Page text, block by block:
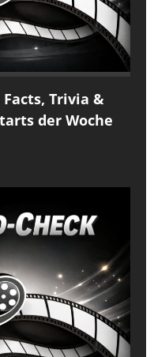
Facts, Trivia &
der Woche